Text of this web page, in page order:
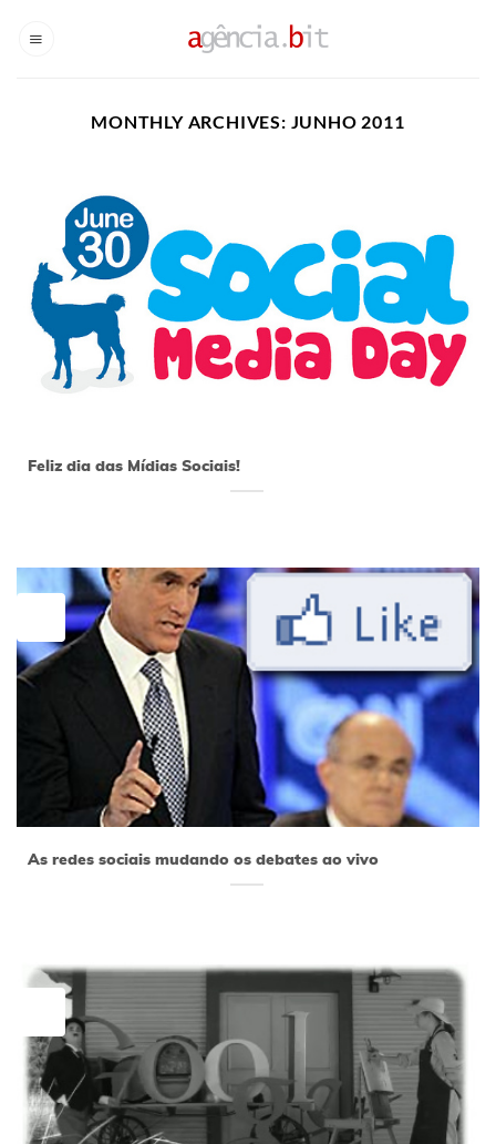
MONTHLY ARCHIVES: JUNHO 2011
Feliz dia das Mídias Sociais!
As redes sociais mudando os debates ao vivo